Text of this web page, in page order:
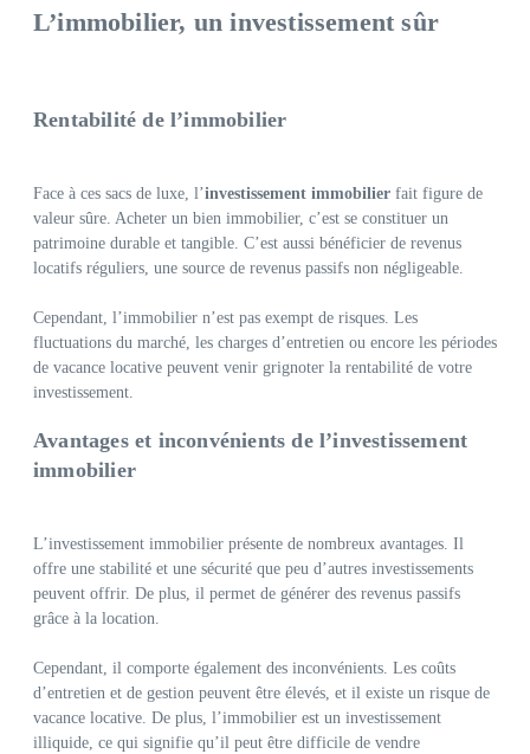
L’immobilier, un investissement sûr
Rentabilité de l’immobilier
Face à ces sacs de luxe, l’investissement immobilier fait figure de
valeur sûre. Acheter un bien immobilier, c’est se constituer un
patrimoine durable et tangible. C’est aussi bénéficier de revenus
locatifs réguliers, une source de revenus passifs non négligeable.
Cependant, l’immobilier n’est pas exempt de risques. Les
fluctuations du marché, les charges d’entretien ou encore les périodes
de vacance locative peuvent venir grignoter la rentabilité de votre
investissement.
Avantages et inconvénients de l’investissement
immobilier
L’investissement immobilier présente de nombreux avantages. Il
offre une stabilité et une sécurité que peu d’autres investissements
peuvent offrir. De plus, il permet de générer des revenus passifs
grâce à la location.
Cependant, il comporte également des inconvénients. Les coûts
d’entretien et de gestion peuvent être élevés, et il existe un risque de
vacance locative. De plus, l’immobilier est un investissement
illiquide, ce qui signifie qu’il peut être difficile de vendre